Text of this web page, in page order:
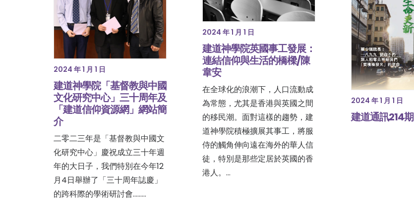
2024 年 1 月 1 日
建道神學院「基督教與中國
文化研究中心」三十周年及
「建道信仰資源網」網站簡
介
二零二三年是「基督教與中國文
化研究中心」慶祝成立三十年週
年的大日子，我們特別在今年12
月4日舉辦了「三十周年誌慶」
的跨科際的學術研討會......…
2024 年 1 月 1 日
建道神學院英國事工發展：
連結信仰與生活的橋樑/陳
韋安
在全球化的浪潮下，人口流動成
為常態，尤其是香港與英國之間
的移民潮。面對這樣的趨勢，建
道神學院積極擴展其事工，將服
侍的觸角伸向遠在海外的華人信
徒，特別是那些定居於英國的香
港人。…
2024 年 1 月 1 日
建道通訊214期